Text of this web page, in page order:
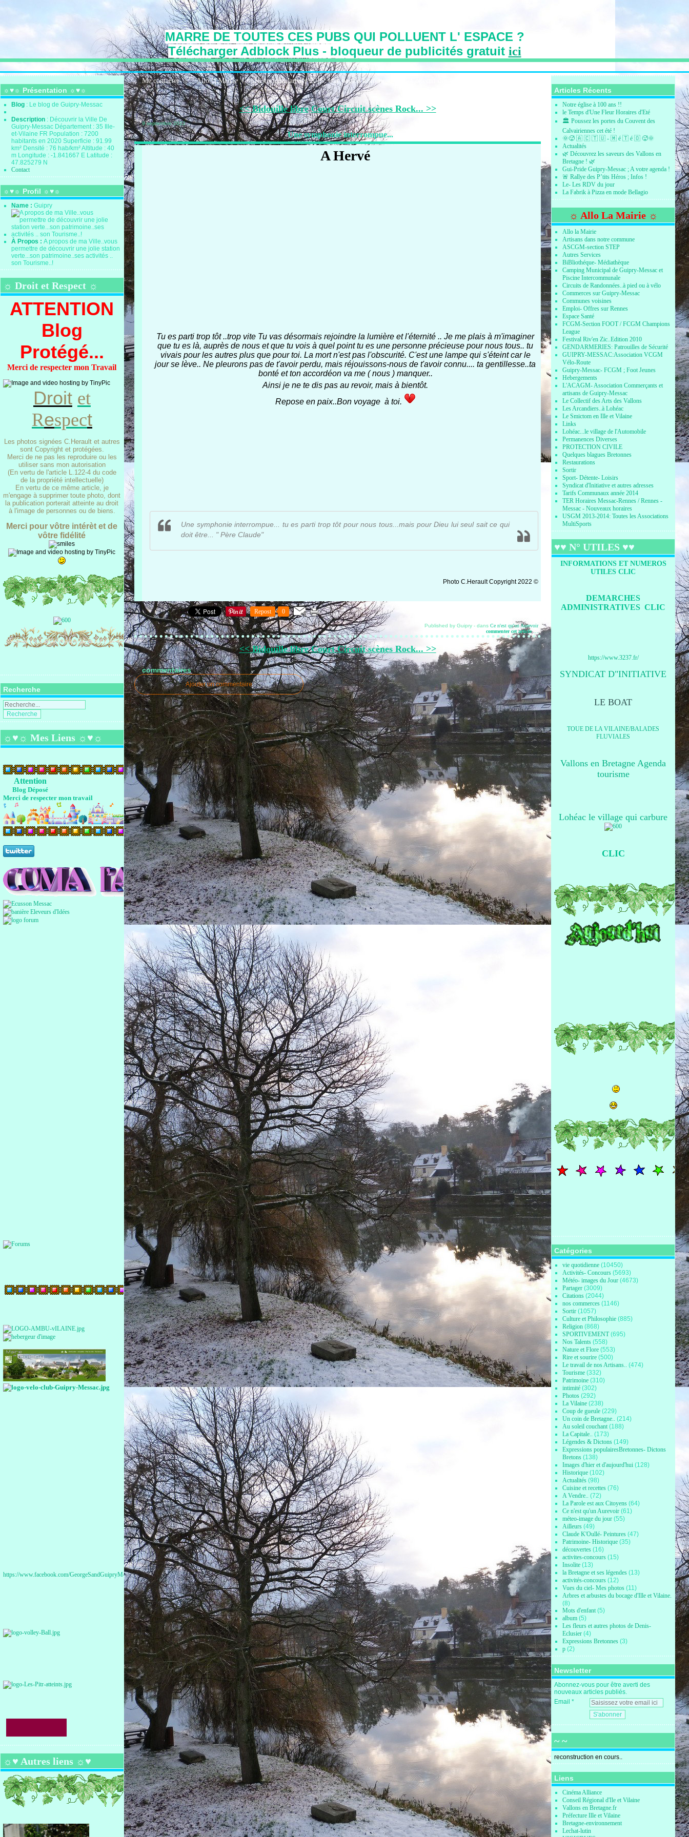
MARRE DE TOUTES CES PUBS QUI POLLUENT L' ESPACE ?
Télécharger Adblock Plus - bloqueur de publicités gratuit ici
☼♥☼ Présentation ☼♥☼
Blog : Le blog de Guipry-Messac
Description : Découvrir la Ville De
Guipry-Messac Département : 35 Ille-
et-Vilaine FR Population : 7200
habitants en 2020 Superficie : 91.99
km² Densité : 76 hab/km² Altitude : 40
m Longitude : -1.841667 E Latitude :
47.825279 N
Contact
☼♥☼ Profil ☼♥☼
Name :Guipry
À Propos :A propos de ma Ville..vous
permettre de découvrir une jolie station
verte...son patrimoine..ses activités ..
son Tourisme..!
☼ Droit et Respect ☼
ATTENTION
Blog
Protégé...
Merci de respecter mon Travail
Droit et
Respect
Les photos signées C.Herault et autres
sont Copyright et protégées.
Merci de ne pas les reproduire ou les
utiliser sans mon autorisation
(En vertu de l'article L.122-4 du code
de la propriété intellectuelle)
En vertu de ce même article, je
m'engage à supprimer toute photo, dont
la publication porterait atteinte au droit
à l'image de personnes ou de biens.
Merci pour vôtre intérèt et de
vôtre fidélité
Recherche
☼♥☼ Mes Liens ☼♥☼
Attention
Blog Déposé
Merci de respecter mon travail
https://www.facebook.com/GeorgeSandGuipryMessac
☼♥ Autres liens ☼♥
Me contacter Allo la Mairie Historique:Janvier 2016: Une page d'histoire
<< Bidouille libre Court Circuit scènes Rock... >>
9 septembre 2022
Une symphonie interrompue...
A Hervé
Tu es parti trop tôt ..trop vite Tu vas désormais rejoindre la lumière et l'éternité .. Je me plais à m'imaginer
que tu es là, auprès de nous et que tu vois à quel point tu es une personne précieuse pour nous tous.. tu
vivais pour les autres plus que pour toi. La mort n'est pas l'obscurité. C'est une lampe qui s'éteint car le
jour se lève.. Ne pleurons pas de t'avoir perdu, mais réjouissons-nous de t'avoir connu.... ta gentillesse..ta
bonté et ton accordéon va me ( nous ) manquer..
Ainsi je ne te dis pas au revoir, mais à bientôt.
Repose en paix..Bon voyage à toi.
Une symphonie interrompue... tu es parti trop tôt pour nous tous...mais pour Dieu lui seul sait ce qui
doit être... " Père Claude"
Photo C.HeraultCopyright 2022 ©
Repost 0
Published by Guipry - dansCe n'est qu'un Aurevoir
commenter cet article…
<< Bidouille libre Court Circuit scènes Rock... >>
commentaires
Ajouter un commentaire
Articles Récents
Notre église à 100 ans !!
le Temps d'Une Fleur Horaires d'Eté
🏛️ Poussez les portes du Couvent des
Calvairiennes cet été !
🌞🥵 🇦 🇨 🇹 🇺 - 🇲 é 🇹 é 🇴 🥵🌞
Actualités
🌿 Découvrez les saveurs des Vallons en
Bretagne ! 🌿
Gui-Pride Guipry-Messac ; A votre agenda !
🚨 Rallye des P’tits Héros ; Infos !
Le- Les RDV du jour
La Fabrik à Pizza en mode Bellagio
☼ Allo La Mairie ☼
Allo la Mairie
Artisans dans notre commune
ASCGM-section STEP
Autres Services
BiBliothéque- Médiathèque
Camping Municipal de Guipry-Messac et
Piscine Intercommunale
Circuits de Randonnées..à pied ou à vélo
Commerces sur Guipry-Messac
Communes voisines
Emploi- Offres sur Rennes
Espace Santé
FCGM-Section FOOT / FCGM Champions
League
Festival Riv'en Zic..Edition 2010
GENDARMERIES: Patrouilles de Sécurité
GUIPRY-MESSAC:Association VCGM
Vélo-Route
Guipry-Messac- FCGM ; Foot Jeunes
Hebergements
L'ACAGM- Association Commerçants et
artisans de Guipry-Messac
Le Collectif des Arts des Vallons
Les Arcandiers..à Lohéac
Le Smictom en Ille et Vilaine
Links
Lohéac...le village de l'Automobile
Permanences Diverses
PROTECTION CIVILE
Quelques blagues Bretonnes
Restaurations
Sortir
Sport- Détente- Loisirs
Syndicat d'Initiative et autres adresses
Tarifs Communaux année 2014
TER Horaires Messac-Rennes / Rennes -
Messac - Nouveaux horaires
USGM 2013-2014: Toutes les Associations
MultiSports
♥♥ N° UTILES ♥♥
INFORMATIONS ET NUMEROS
UTILES CLIC
DEMARCHES
ADMINISTRATIVES CLIC
https://www.3237.fr/
SYNDICAT D"INITIATIVE
LE BOAT
TOUE DE LA VILAINE/BALADES
FLUVIALES
Vallons en Bretagne Agenda
tourisme
Lohéac le village qui carbure
CLIC
Catégories
vie quotidienne (10450)
Activités- Concours (5693)
Météo- images du Jour (4673)
Partager (3009)
Citations (2044)
nos commerces (1146)
Sortir (1057)
Culture et Philosophie (885)
Religion (868)
SPORTIVEMENT(695)
Nos Talents (558)
Nature et Flore (553)
Rire et sourire (500)
Le travail de nos Artisans.. (474)
Tourisme (332)
Patrimoine (310)
intimité (302)
Photos (292)
La Vilaine (238)
Coup de gueule (229)
Un coin de Bretagne.. (214)
Au soleil couchant (188)
La Capitale.. (173)
Légendes & Dictons (149)
Expressions populairesBretonnes- Dictons
Bretons (138)
Images d'hier et d'aujourd'hui (128)
Historique (102)
Actualités (98)
Cuisine et recettes (76)
A Vendre.. (72)
La Parole est aux Citoyens (64)
Ce n'est qu'un Aurevoir (61)
méteo-image du jour (55)
Ailleurs (49)
Claude K'Oullé- Peintures (47)
Patrimoine- Historique (35)
découvertes (16)
activites-concours (15)
Insolite (13)
la Bretagne et ses légendes (13)
activités-concours (12)
Vues du ciel- Mes photos (11)
Arbres et arbustes du bocage d'Ille et Vilaine.
(8)
Mots d'enfant (5)
album (5)
Les fleurs et autres photos de Denis-
Eclusier (4)
Expressions Bretonnes (3)
p (2)
Newsletter
Abonnez-vous pour être averti des
nouveaux articles publiés.
Email
~ ~
reconstruction en cours..
Liens
Cinéma Alliance
Conseil Régional d'Ile et Vilaine
Vallons en Bretagne.fr
Préfecture Ille et Vilaine
Bretagne-environnement
Lechat-lutin